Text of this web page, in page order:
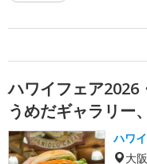
ハワイフェア2026
うめだギャラリー
ハワ
大